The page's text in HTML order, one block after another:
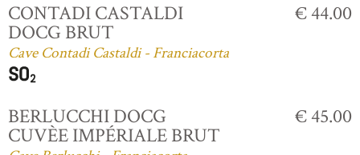
CONTADI CASTALDI
DOCG BRUT
Cave Contadi Castaldi - Franciacorta
€ 44.00
BERLUCCHI DOCG
CUVÈE IMPÉRIALE BRUT
€ 45.00